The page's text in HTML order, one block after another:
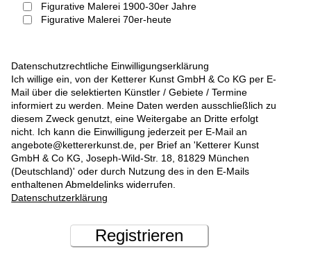
Figurative Malerei 1900-30er Jahre
Figurative Malerei 70er-heute
Datenschutzrechtliche Einwilligungserklärung
Ich willige ein, von der Ketterer Kunst GmbH & Co KG per E-
Mail über die selektierten Künstler / Gebiete / Termine
informiert zu werden. Meine Daten werden ausschließlich zu
diesem Zweck genutzt, eine Weitergabe an Dritte erfolgt
nicht. Ich kann die Einwilligung jederzeit per E-Mail an
angebote@kettererkunst.de, per Brief an 'Ketterer Kunst
GmbH & Co KG, Joseph-Wild-Str. 18, 81829 München
(Deutschland)' oder durch Nutzung des in den E-Mails
enthaltenen Abmeldelinks widerrufen.
Datenschutzerklärung
Registrieren